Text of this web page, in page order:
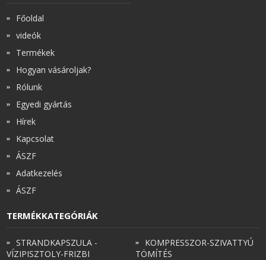
Főoldal
videók
Termékek
Hogyan vásároljak?
Rólunk
Egyedi gyártás
Hírek
Kapcsolat
ÁSZF
Adatkezelés
ÁSZF
TERMÉKKATEGÓRIÁK
STRANDKAPSZULA -
VÍZIPISZTOLY-FRIZBI
KOMPRESSZOR-SZIVATTYÚ
TÖMÍTÉS